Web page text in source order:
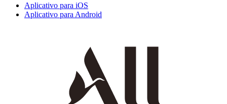
Aplicativo para iOS
Aplicativo para Android